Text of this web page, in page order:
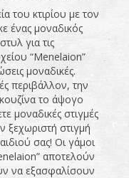
του κτιρίου με τον
ένας μοναδικός
για τις
“Menelaion”
μοναδικές.
περιβάλλον, την
το άψογο
μοναδικές στιγμές
ξεχωριστή στιγμή
σας! Οι γάμοι
αποτελούν
να εξασφαλίσουν